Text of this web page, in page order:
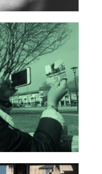
regard